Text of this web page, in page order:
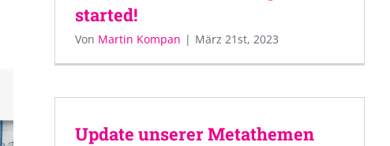
started!
Von Martin Kompan | März 21st, 2023
Update unserer Metathemen